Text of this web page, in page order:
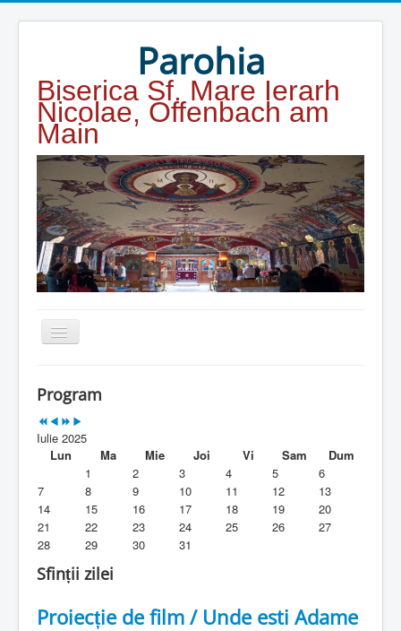
Parohia
Biserica Sf. Mare Ierarh
Nicolae, Offenbach am
Main
Duhovnicesti
Servicii religioase
Alte legaturi
Biblioteca Parohiei
Foaia Parohiei
Activitati copii si tineri
Program
Iulie 2025
Lun
Ma Mie Joi Vi Sam
Dum
1
2 3 4 5
6
7
8 9 10 11 12
13
14
15 16 17 18 19
20
21
22 23 24 25 26
27
28
29 30 31
Sfinții zilei
Proiecție de film / Unde esti Adame